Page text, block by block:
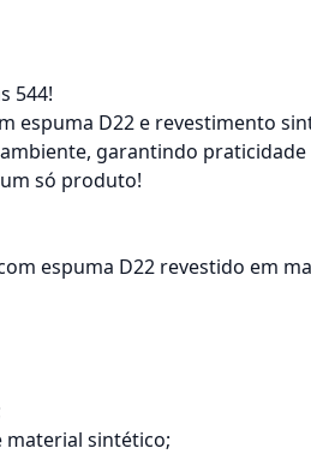
544!
espuma D22 e revestimento
garantindo praticidade
só produto!
espuma D22 revestido em
material sintético;